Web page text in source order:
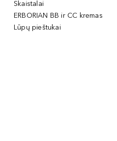
Skaistalai
ERBORIAN BB ir CC kremas
Lūpų pieštukai